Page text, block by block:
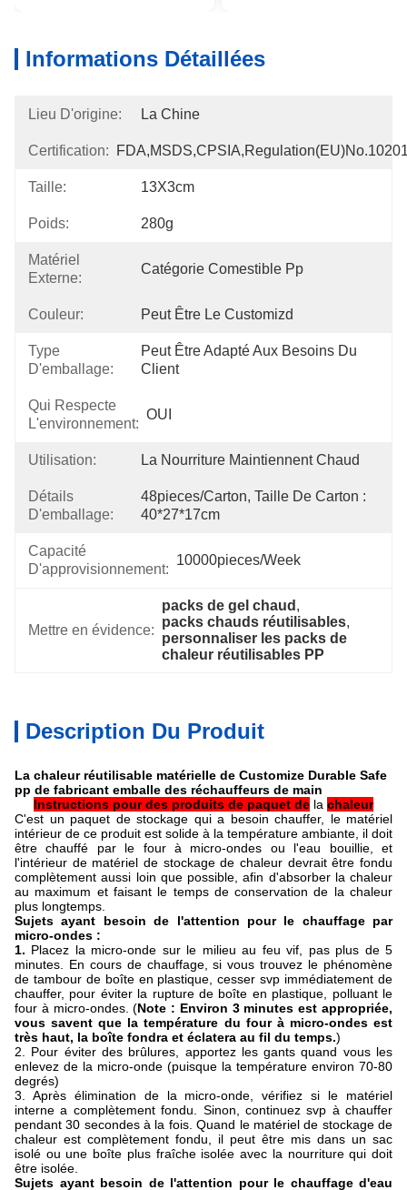
Informations Détaillées
Lieu D'origine: La Chine
Certification:
Taille: 13X3cm
Poids: 280g
Matériel
Externe:
Catégorie Comestible Pp
Couleur: Peut Être Le Customizd
Type
D'emballage:
Peut Être Adapté Aux Besoins Du
Client
Qui Respecte
L'environnement:
OUI
Utilisation: La Nourriture Maintiennent Chaud
Détails
D'emballage:
48pieces/carton, Taille De Carton :
40*27*17cm
Capacité
D'approvisionnement:
10000pieces/week
Mettre en évidence:
packs de gel chaud ,
packs chauds réutilisables,
personnaliser les packs de
chaleur réutilisables PP
Description Du Produit
La chaleur réutilisable matérielle de Customize Durable Safe
pp de fabricant emballe des réchauffeurs de main
Instructions pour des produits de paquet de la chaleur
C'est un paquet de stockage qui a besoin chauffer, le matériel
intérieur de ce produit est solide à la température ambiante, il doit
être chauffé par le four à micro-ondes ou l'eau bouillie, et
l'intérieur de matériel de stockage de chaleur devrait être fondu
complètement aussi loin que possible, afin d'absorber la chaleur
au maximum et faisant le temps de conservation de la chaleur
plus longtemps.
Sujets ayant besoin de l'attention pour le chauffage par
micro-ondes :
1. Placez la micro-onde sur le milieu au feu vif, pas plus de 5
minutes. En cours de chauffage, si vous trouvez le phénomène
de tambour de boîte en plastique, cesser svp immédiatement de
chauffer, pour éviter la rupture de boîte en plastique, polluant le
four à micro-ondes. (Note : Environ 3 minutes est appropriée,
vous savent que la température du four à micro-ondes est
très haut, la boîte fondra et éclatera au fil du temps.)
2. Pour éviter des brûlures, apportez les gants quand vous les
enlevez de la micro-onde (puisque la température environ 70-80
degrés)
3. Après élimination de la micro-onde, vérifiez si le matériel
interne a complètement fondu. Sinon, continuez svp à chauffer
pendant 30 secondes à la fois. Quand le matériel de stockage de
chaleur est complètement fondu, il peut être mis dans un sac
isolé ou une boîte plus fraîche isolée avec la nourriture qui doit
être isolée.
Sujets ayant besoin de l'attention pour le chauffage d'eau